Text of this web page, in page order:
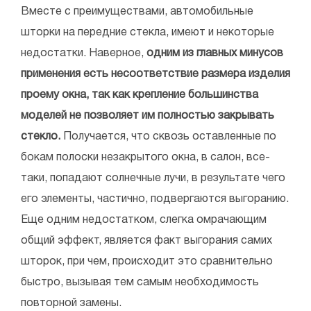
Вместе с преимуществами, автомобильные
шторки на передние стекла, имеют и некоторые
недостатки. Наверное, одним из главных минусов
применения есть несоответствие размера изделия
проему окна, так как крепление большинства
моделей не позволяет им полностью закрывать
стекло. Получается, что сквозь оставленные по
бокам полоски незакрытого окна, в салон, все-
таки, попадают солнечные лучи, в результате чего
его элементы, частично, подвергаются выгоранию.
Еще одним недостатком, слегка омрачающим
общий эффект, является факт выгорания самих
шторок, при чем, происходит это сравнительно
быстро, вызывая тем самым необходимость
повторной замены.